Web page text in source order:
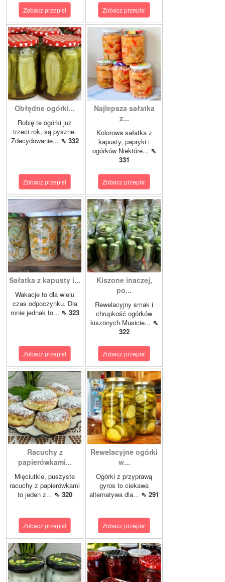
Zobacz przepis! Zobacz przepis!
Obłędne ogórki...
Robię te ogórki już
trzeci rok, są pyszne.
Zdecydowanie... ⇖ 332
Zobacz przepis!
Najlepsza sałatka
z...
Kolorowa sałatka z
kapusty, papryki i
ogórków Niektóre... ⇖
331
Zobacz przepis!
Sałatka z kapusty i...
Wakacje to dla wielu
czas odpoczynku. Dla
mnie jednak to... ⇖ 323
Zobacz przepis!
Kiszone inaczej,
po...
Rewelacyjny smak i
chrupkość ogórków
kiszonych.Musicie... ⇖
322
Zobacz przepis!
Racuchy z
papierówkami...
Mięciutkie, puszyste
racuchy z papierówkami
to jeden z... ⇖ 320
Zobacz przepis!
Rewelacyjne ogórki
w...
Ogórki z przyprawą
gyros to ciekawa
alternatywa dla... ⇖ 291
Zobacz przepis!